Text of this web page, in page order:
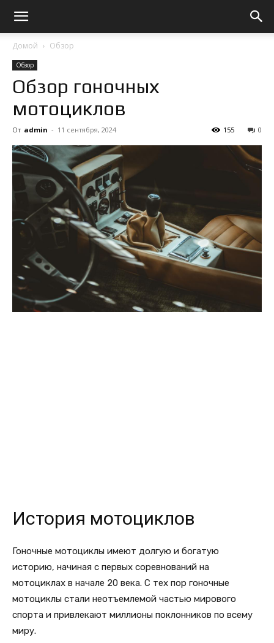
Домой Обзор
Обзор
Обзор гоночных
мотоциклов
От admin - 11 сентября, 2024 0
155
История мотоциклов
Гоночные мотоциклы имеют долгую и богатую
историю, начиная с первых соревнований на
мотоциклах в начале 20 века. С тех пор гоночные
мотоциклы стали неотъемлемой частью мирового
спорта и привлекают миллионы поклонников по всему
миру.